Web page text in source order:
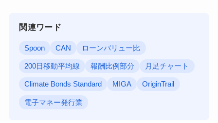
関連ワード
Spoon CAN ローンバリュー比
200日移動平均線 報酬比例部分 月足チャート
Climate Bonds Standard MIGA OriginTrail
電子マネー発行業